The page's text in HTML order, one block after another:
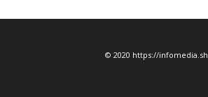
© 2020 https://infomedia.sh